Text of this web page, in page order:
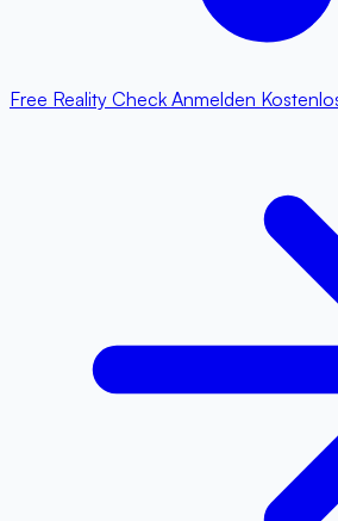
Free Reality Check Anmelden